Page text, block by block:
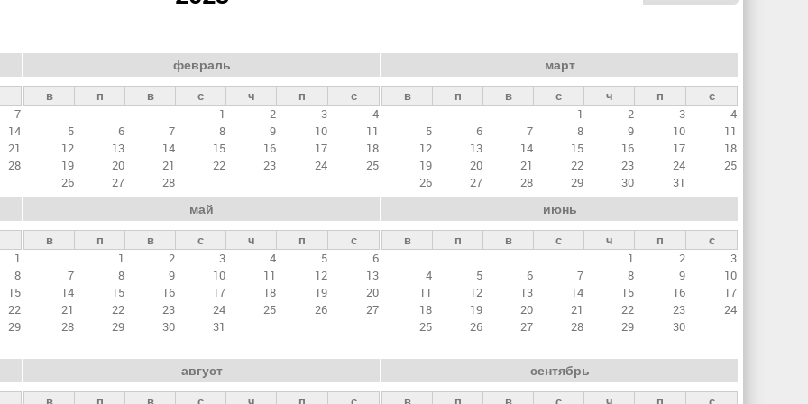
7
14
21
28
февраль
в п в с ч п
с
1
2 3
4
5
6 7 8 9 10
11
12
13 14 15 16 17
18
19
20 21 22 23 24
25
26
27 28
март
в п в с ч п
с
1
2 3
4
5
6 7 8 9 10
11
12
13 14 15 16 17
18
19
20 21 22 23 24
25
26
27 28 29 30 31
1
8
15
22
29
май
в п в с ч п
с
1
2 3 4 5
6
7
8 9 10 11 12
13
14
15 16 17 18 19
20
21
22 23 24 25 26
27
28
29 30 31
июнь
в п в с ч п
с
1
2
3
4
5 6 7 8 9
10
11
12 13 14 15 16
17
18
19 20 21 22 23
24
25
26 27 28 29 30
август сентябрь